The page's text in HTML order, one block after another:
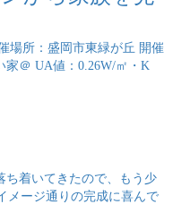
場所：盛岡市東緑が丘 開催
家＠ UA値：0.26W/㎡・K
着いてきたので、もう少
メージ通りの完成に喜んで